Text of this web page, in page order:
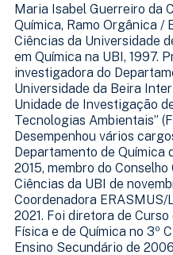
Maria Isabel Guerreiro da
Química, Ramo Orgânica /
Ciências da Universidade
em Química na UBI, 1997.
investigadora do
Universidade da Beira
Unidade de Investigação
Tecnologias Ambientais”
Desempenhou vários
Departamento de Química
2015, membro do
Ciências da UBI de
Coordenadora ERASMUS/
2021. Foi diretora de
Física e de Química no 3º
Ensino Secundário de